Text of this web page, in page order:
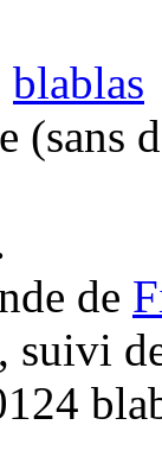
blablas
(sans
de
suivi